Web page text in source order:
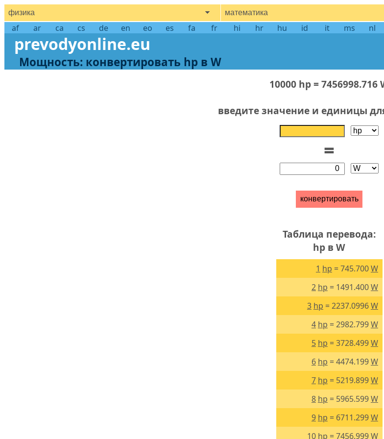
физика математика
af ar ca cs de en eo es fa fr hi hr hu id it ms nl
prevodyonline.eu
Мощность: конвертировать hp в W
10000 hp = 7456998.716
введите значение и единицы
=
конвертировать
Таблица перевода:
hp в W
1 hp = 745.700W
2 hp = 1491.400W
3 hp = 2237.0996W
4 hp = 2982.799W
5 hp = 3728.499W
6 hp = 4474.199W
7 hp = 5219.899W
8 hp = 5965.599W
9 hp = 6711.299W
10 hp = 7456.999W